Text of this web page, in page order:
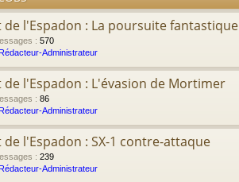
de l'Espadon : La poursuite fantastique
: 570
Administrateur
de l'Espadon : L'évasion de Mortimer
: 86
Administrateur
de l'Espadon : SX-1 contre-attaque
: 239
Administrateur